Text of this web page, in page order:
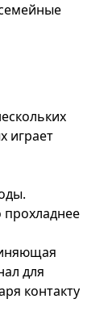
играет
прохладнее
для
контакту